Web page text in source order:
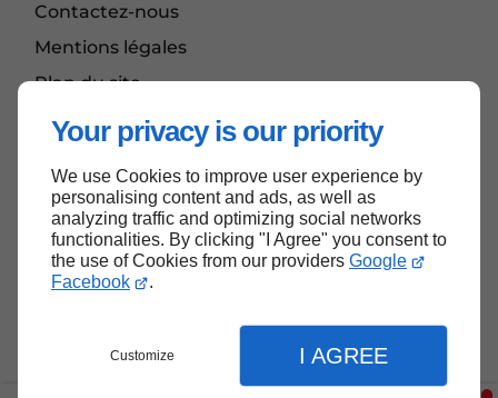
Your privacy is our priority
We use Cookies to improve user experience by
personalising content and ads, as well as
analyzing traffic and optimizing social networks
functionalities. By clicking "I Agree" you consent to
the use of Cookies from our providers Google
Facebook
.
Customize I AGREE
Contactez-nous
Mentions légales
Plan du site
Haut de page